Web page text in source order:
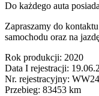
Do każdego auta
Zapraszamy do
samochodu oraz na
Rok produkcji: 2020
Data I rejestracji:
Nr. rejestracyjny:
Przebieg: 83453 km